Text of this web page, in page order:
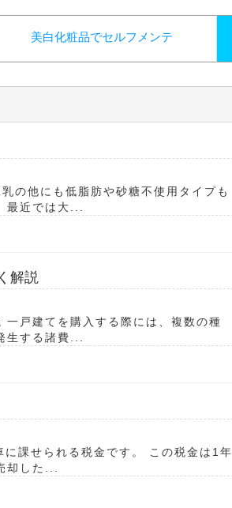
美白化粧品でセルフメンテ
の他にも低脂肪や砂糖不使用タイプも
最近では大...
解説
戸建てを購入する際には、複数の種
生する諸費...
課せられる税金です。 この税金は1年
却した...